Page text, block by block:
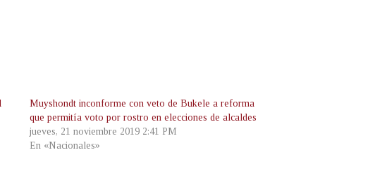
Muyshondt inconforme con veto de Bukele a reforma
que permitía voto por rostro en elecciones de alcaldes
jueves, 21 noviembre 2019 2:41 PM
En «Nacionales»